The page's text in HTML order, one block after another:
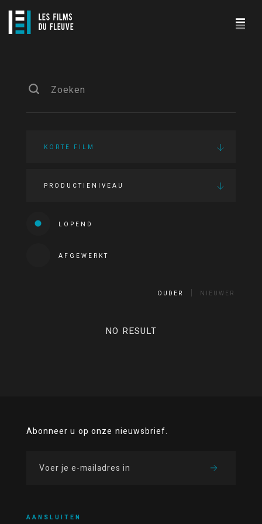
KORTE FILM
PRODUCTIENIVEAU
LOPEND
AFGEWERKT
OUDER NIEUWER
NO RESULT
Abonneer u op onze nieuwsbrief.
AANSLUITEN